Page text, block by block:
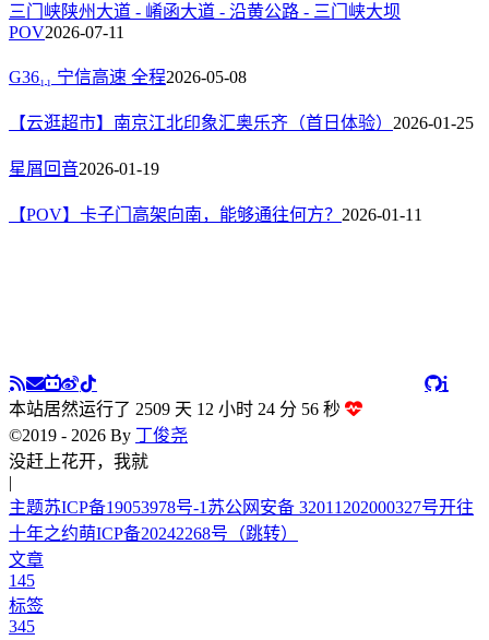
三门峡陕州大道 - 崤函大道 - 沿黄公路 - 三门峡大坝
POV2026-07-11
G36₁₁ 宁信高速 全程2026-05-08
【云逛超市】南京江北印象汇奥乐齐（首日体验） 2026-01-25
星屑回音2026-01-19
【POV】卡子门高架向南，能够通往何方？ 2026-01-11
本站居然运行了 2509 天 12 小时 24 分 57 秒
©2019 - 2026 By 丁俊尧
出
|
主题苏ICP备19053978号-1 苏公网安备 32011202000327号开往
十年之约萌ICP备20242268号 （跳转）
文章
145
标签
345